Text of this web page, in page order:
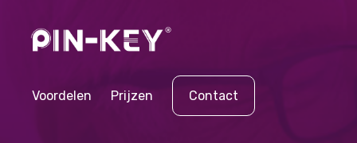
Voordelen Prijzen Contact